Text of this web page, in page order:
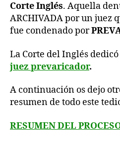
Corte Inglés. Aquella
ARCHIVADA por un juez
fue condenado por
La Corte del Inglés
juez prevaricador.
A continuación os dejo
resumen de todo este
RESUMEN DEL